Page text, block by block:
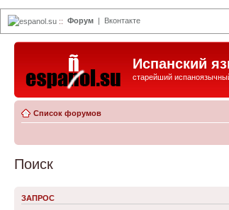
espanol.su :: Форум | Вконтакте
Испанский
старейший
Список форумов
Поиск
ЗАПРОС